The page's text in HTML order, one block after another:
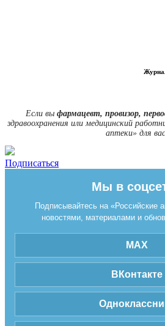
Если вы фармацевт, провизор,
здравоохранения или медицинский
аптеки» для вас.
Подписаться
Мы в
Подписывайтесь на «Российские
новостями, материалами и
MAX
ВКонтакте